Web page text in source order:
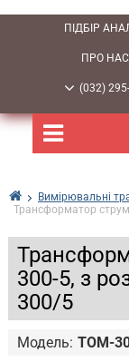
ПІДБІР
ПРО НАС
(032)
Вимірювальні
Трансформатор
300-5, з
300/5
Модель: TOM-